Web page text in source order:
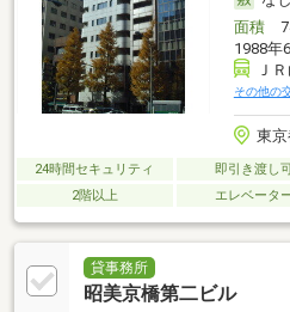
面積
1988年
Ｊ
その他の
東
24時間セキュリティ 即引き渡し
2階以上
エレベータ
貸事務所
昭美京橋第二ビル